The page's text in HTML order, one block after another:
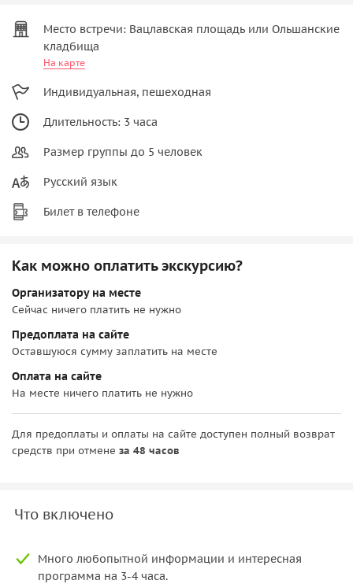
Место встречи: Вацлавская площадь или Ольшанские
кладбища
На карте
Индивидуальная, пешеходная
Длительность: 3 часа
Размер группы до 5 человек
Русский язык
Билет в телефоне
Как можно оплатить экскурсию?
Организатору на месте
Сейчас ничего платить не нужно
Предоплата на сайте
Оставшуюся сумму заплатить на месте
Оплата на сайте
На месте ничего платить не нужно
Для предоплаты и оплаты на сайте доступен полный возврат
средств при отмене за 48 часов
Что включено
Много любопытной информации и интересная
программа на 3-4 часа.